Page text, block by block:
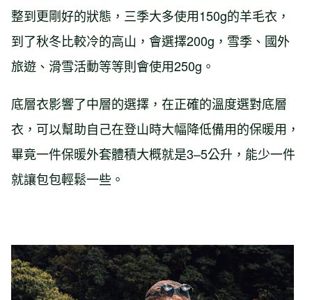
整到更剛好的狀態，三季大多使用150g的羊毛衣，
到了秋冬比較冷的高山，會選擇200g，雪季、國外
旅遊、滑雪活動等等則會使用250g。
底層衣影響了中層的選擇，在正確的溫度選對底層
衣，可以幫助自己在登山時大幅降低備用的保暖用，
畢竟一件保暖外套體積大概就是3–5公升，能少一件
就讓包包輕鬆一些。